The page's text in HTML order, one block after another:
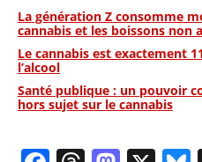
La génération Z consomme
cannabis et les boissons non
Le cannabis est exactement
l’alcool
Santé publique : un pouvoir
hors sujet sur le cannabis